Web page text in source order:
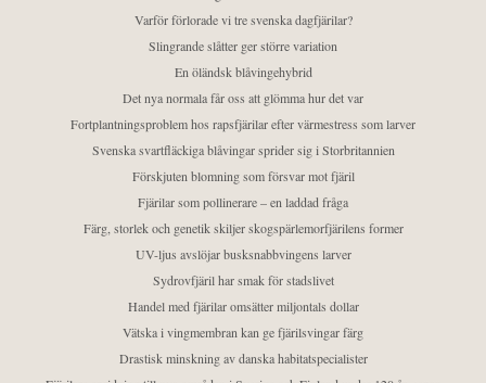
Varför förlorade vi tre svenska dagfjärilar?
Slingrande slåtter ger större variation
En öländsk blåvingehybrid
Det nya normala får oss att glömma hur det var
Fortplantningsproblem hos rapsfjärilar efter värmestress som larver
Svenska svartfläckiga blåvingar sprider sig i Storbritannien
Förskjuten blomning som försvar mot fjäril
Fjärilar som pollinerare – en laddad fråga
Färg, storlek och genetik skiljer skogspärlemorfjärilens former
UV-ljus avslöjar busksnabbvingens larver
Sydrovfjäril har smak för stadslivet
Handel med fjärilar omsätter miljontals dollar
Vätska i vingmembran kan ge fjärilsvingar färg
Drastisk minskning av danska habitatspecialister